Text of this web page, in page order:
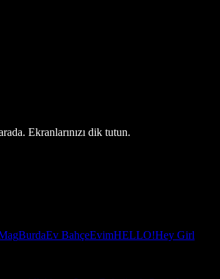
Ekranlarınızı dik tutun.
BurdaEv BahçeEvimHELLO!Hey Girl